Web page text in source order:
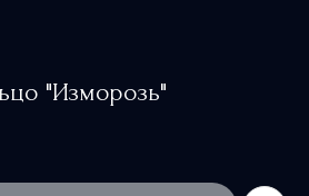
"Изморозь"